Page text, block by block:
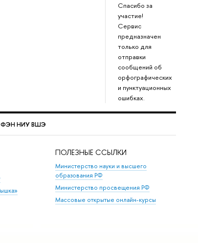
Спасибо за
участие!
Сервис
предназначен
только для
отправки
сообщений о
орфографических
и пунктуационных
ошибках.
ФЭН НИУ ВШЭ
ПОЛЕЗНЫЕ ССЫЛКИ
Министерство науки и высшего
образования РФ
Министерство просвещения РФ
Массовые открытые онлайн-курсы